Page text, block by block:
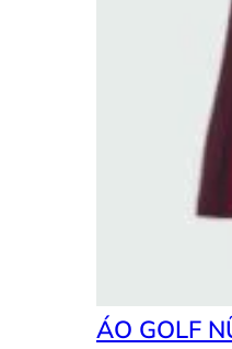
ÁO GOLF